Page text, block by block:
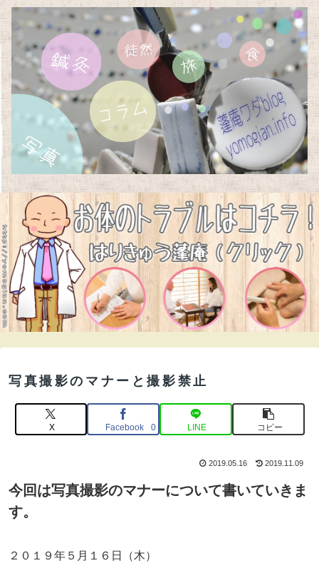
写真撮影のマナーと撮影禁止
X Facebook 0 LINE コピー
2019.05.16 2019.11.09
今回は写真撮影のマナーについて書いていきま
す。
２０１９年５月１６日（木）